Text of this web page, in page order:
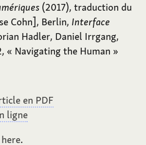
(2017), traduction du
Cohn], Berlin, Interface
Hadler, Daniel Irrgang,
« Navigating the Human »
en PDF
ligne
.